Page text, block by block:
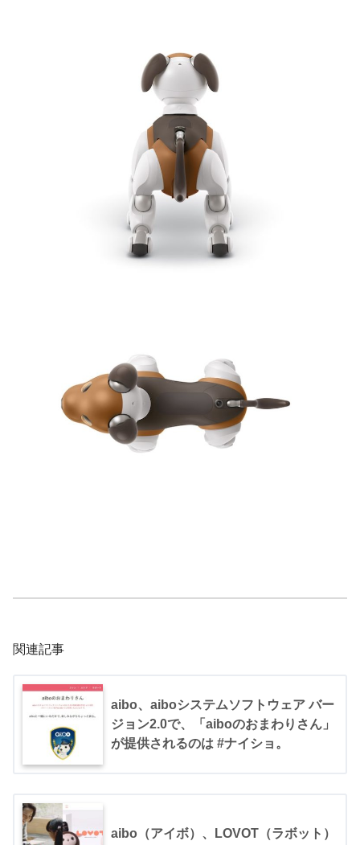
関連記事
aibo、aiboシステムソフトウェア バー
ジョン2.0で、「aiboのおまわりさん」
が提供されるのは #ナイショ。
aibo（アイボ）、LOVOT（ラボット）